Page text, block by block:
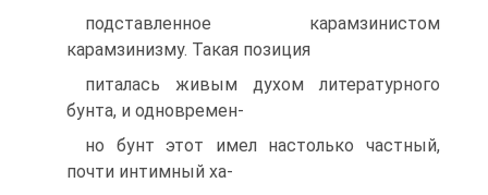
подставленное карамзинистом
карамзинизму. Такая позиция
питалась живым духом литературного
бунта, и одновремен-
но бунт этот имел настолько частный,
почти интимный ха-